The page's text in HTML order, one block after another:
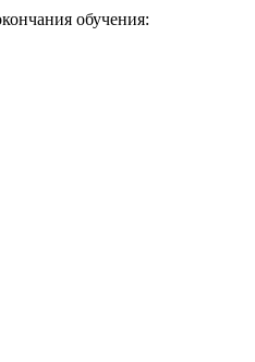
обучения: